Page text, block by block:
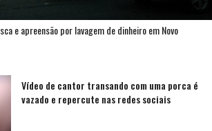
e apreensão por lavagem de dinheiro em Novo
Vídeo de cantor transando com uma porca é
vazado e repercute nas redes sociais